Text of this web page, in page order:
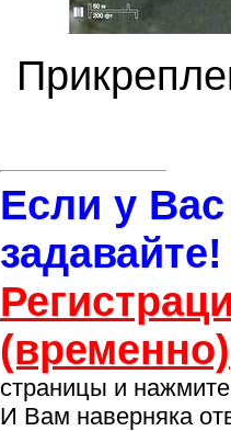
Если у
задавайте!
(временно)
страницы и
И Вам наверняка